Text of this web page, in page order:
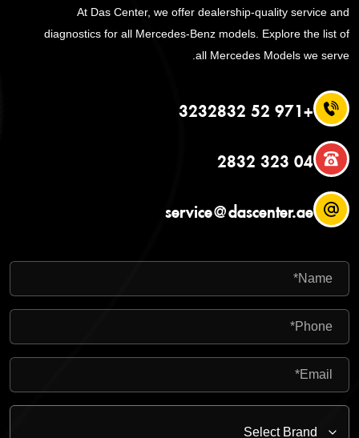
At Das Center, we offer dealership-quality service and
diagnostics for all Mercedes-Benz models. Explore the list of
all Mercedes Models we serve.
+971 52 3232832
04 323 2832
service@dascenter.ae